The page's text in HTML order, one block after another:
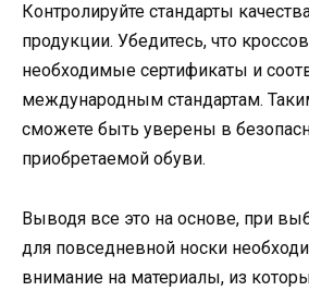
Контролируйте стандарты
продукции. Убедитесь, что
необходимые сертификаты и
международным стандартам.
сможете быть уверены в
приобретаемой обуви.
Выводя все это на основе, при
для повседневной носки
внимание на материалы, из